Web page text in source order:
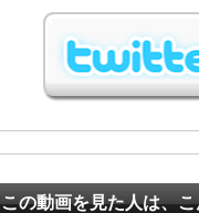
この動画を見た人は、